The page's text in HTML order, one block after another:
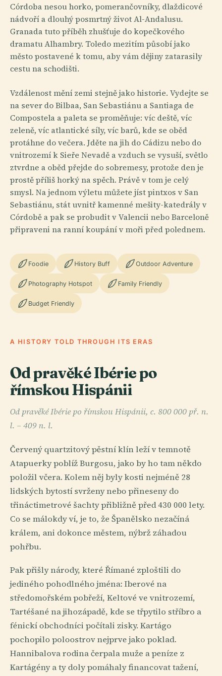
Córdoba nesou horko, pomerančovníky, dlaždicové
nádvoří a dlouhý posmrtný život Al-Andalusu.
Granada tuto příběh zhušťuje do kopečkového
dramatu Alhambry. Toledo mezitím působí jako
město postavené k tomu, aby vám dějiny zatarasily
cestu na schodišti.
Vzdálenost mění zemi stejně jako historie. Vydejte se
na sever do Bilbaa, San Sebastiánu a Santiaga de
Compostela a paleta se proměňuje: víc deště, víc
zeleně, víc atlantické síly, víc barů, kde se oběd
protáhne do večera. Jděte na jih do Cádizu nebo do
vnitrozemí k Sieře Nevadě a vzduch se vysuší, světlo
ztvrdne a oběd přejde do sobremesy, protože den je
prostě příliš horký na spěch. Právě v tom je celý
smysl. Na jednom výletu můžete jíst pintxos v San
Sebastiánu, stát uvnitř kamenné mešity-katedrály v
Córdobě a pak se probudit v Valencii nebo Barceloně
připraveni na ranní koupání v moři před polednem.
Foodie History Buff Outdoor Adventure
Photography Hotspot Family Friendly
Budget Friendly
A HISTORY TOLD THROUGH ITS ERAS
Od pravěké Ibérie po
římskou Hispánii
Od pravěké Ibérie po římskou Hispánii, c. 800 000 př. n.
l. – 409 n. l.
Červený quartzitový pěstní klín leží v temnotě
Atapuerky poblíž Burgosu, jako by ho tam někdo
položil včera. Kolem něj byly kosti nejméně 28
lidských bytostí svrženy nebo přineseny do
třináctimetrové šachty přibližně před 430 000 lety.
Co se málokdy ví, je to, že Španělsko nezačíná
králem, ani dokonce městem, nýbrž záhadou
pohřbu.
Pak přišly národy, které Římané zploštili do
jediného pohodlného jména: Iberové na
středomořském pobřeží, Keltové ve vnitrozemí,
Tartéšané na jihozápadě, kde se třpytilo stříbro a
fénickí obchodníci počítali zisky. Kartágo
pochopilo poloostrov nejprve jako poklad.
Hannibalova rodina čerpala muže a peníze z
Kartágény a ty doly pomáhaly financovat tažení,